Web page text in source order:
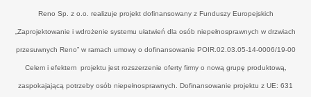
Reno Sp. z o.o. realizuje projekt dofinansowany z Funduszy Europejskich
„Zaprojektowanie i wdrożenie systemu ułatwień dla osób niepełnosprawnych w drzwiach
przesuwnych Reno” w ramach umowy o dofinansowanie POIR.02.03.05-14-0006/19-00
Celem i efektem projektu jest rozszerzenie oferty firmy o nową grupę produktową,
zaspokajającą potrzeby osób niepełnosprawnych. Dofinansowanie projektu z UE: 631